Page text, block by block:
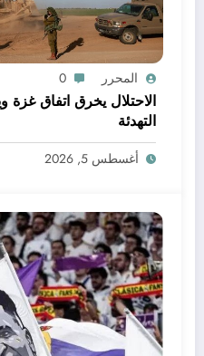
المحرر 0
الاحتلال يخرق اتفاق غزة
التهدئة
أغسطس 5, 2026